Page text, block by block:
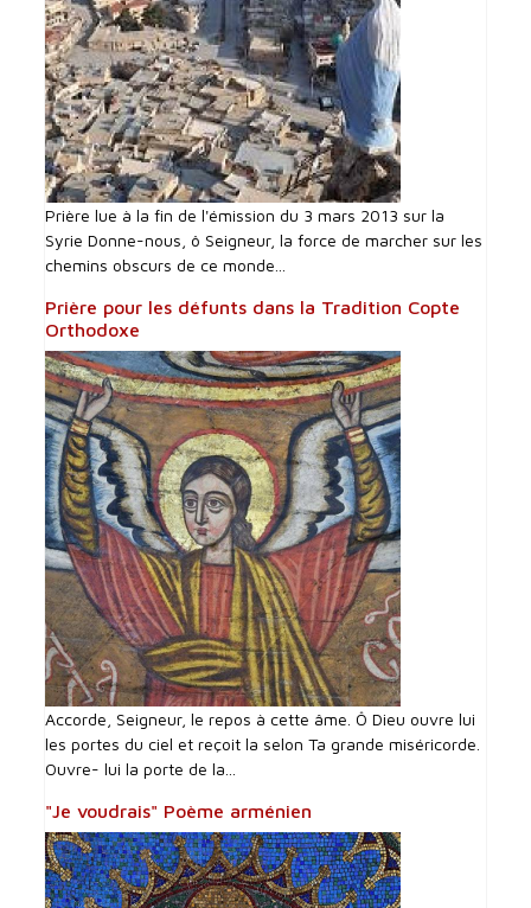
Prière lue à la fin de l'émission du 3 mars 2013 sur la
Syrie Donne-nous, ô Seigneur, la force de marcher sur les
chemins obscurs de ce monde...
Prière pour les défunts dans la Tradition Copte
Orthodoxe
Accorde, Seigneur, le repos à cette âme. Ô Dieu ouvre lui
les portes du ciel et reçoit la selon Ta grande miséricorde.
Ouvre- lui la porte de la...
"Je voudrais" Poème arménien